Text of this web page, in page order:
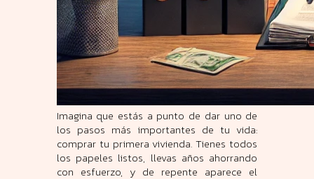
Imagina que estás a punto de dar uno de
los pasos más importantes de tu vida:
comprar tu primera vivienda. Tienes todos
los papeles listos, llevas años ahorrando
con esfuerzo, y de repente aparece el